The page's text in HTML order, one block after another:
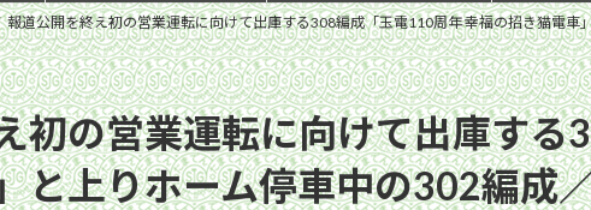
報道公開を終え初の営業運転に向けて出庫する308編成「玉電110周年 幸福の招き猫電
初の営業運転に向けて出庫す
と上りホーム停車中の302編成